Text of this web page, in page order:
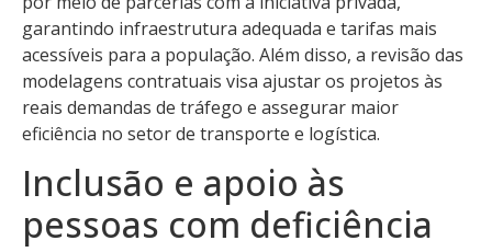
garantindo infraestrutura adequada e tarifas mais
acessíveis para a população. Além disso, a revisão das
modelagens contratuais visa ajustar os projetos às
reais demandas de tráfego e assegurar maior
eficiência no setor de transporte e logística.
Inclusão e apoio às
pessoas com deficiência